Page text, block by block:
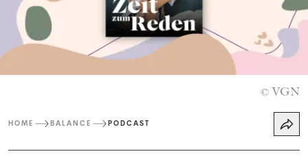
© VGN
HOME BALANCE PODCAST